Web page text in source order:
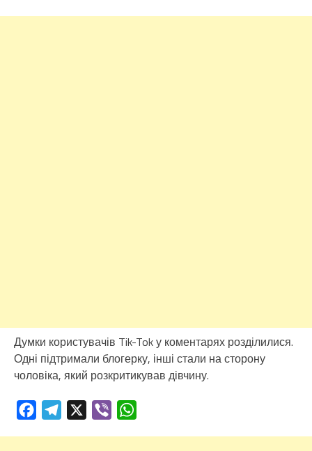
Думки користувачів Tik-Tok у коментарях розділилися.
Одні підтримали блогерку, інші стали на сторону
чоловіка, який розкритикував дівчину.
FacebookTelegram Viber